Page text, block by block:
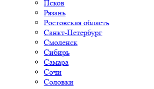
Псков
Рязань
Ростовская область
Санкт-Петербург
Смоленск
Сибирь
Самара
Сочи
Соловки